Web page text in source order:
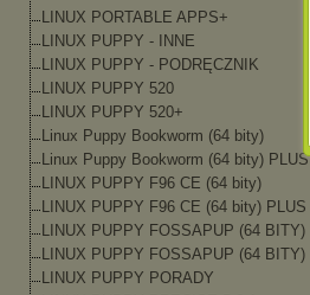
LINUX PORTABLE APPS+
LINUX PUPPY - INNE
LINUX PUPPY - PODRĘCZNIK
LINUX PUPPY 520
LINUX PUPPY 520+
Linux Puppy Bookworm (64 bity)
Linux Puppy Bookworm (64 bity) PLUS
LINUX PUPPY F96 CE (64 bity)
LINUX PUPPY F96 CE (64 bity) PLUS
LINUX PUPPY FOSSAPUP (64 BITY)
LINUX PUPPY FOSSAPUP (64 BITY)
LINUX PUPPY PORADY